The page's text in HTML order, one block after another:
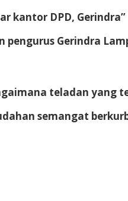
kantor DPD,
Gerindra
teladan yang
semangat